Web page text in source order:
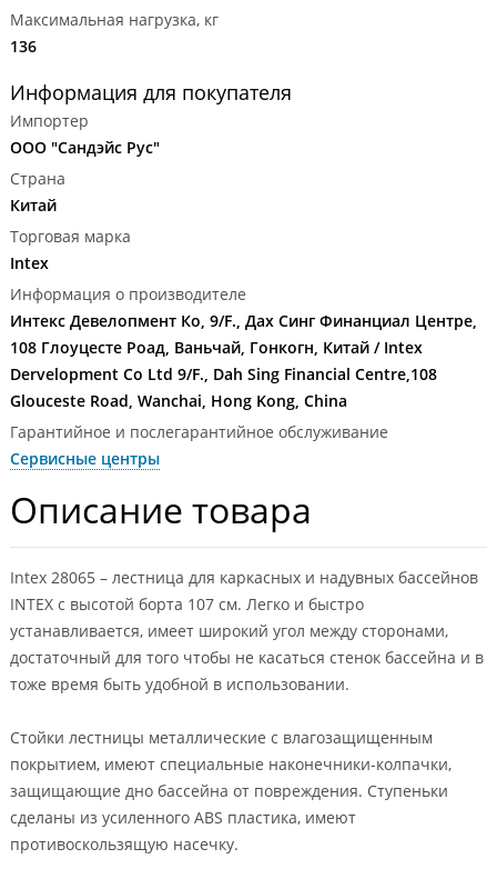
Максимальная нагрузка, кг
136
Информация для покупателя
Импортер
ООО "Сандэйс Рус"
Страна
Китай
Торговая марка
Intex
Информация о производителе
Интекс Девелопмент Ко, 9/F., Дах Синг Финанциал Центре,
108 Глоуцесте Роад, Ваньчай, Гонкогн, Китай / Intex
Dervelopment Co Ltd 9/F., Dah Sing Financial Centre,108
Glouceste Road, Wanchai, Hong Kong, China
Гарантийное и послегарантийное обслуживание
Сервисные центры
Описание товара
Intex 28065 – лестница для каркасных и надувных бассейнов
INTEX с высотой борта 107 см. Легко и быстро
устанавливается, имеет широкий угол между сторонами,
достаточный для того чтобы не касаться стенок бассейна и в
тоже время быть удобной в использовании.
Стойки лестницы металлические с влагозащищенным
покрытием, имеют специальные наконечники-колпачки,
защищающие дно бассейна от повреждения. Ступеньки
сделаны из усиленного ABS пластика, имеют
противоскользящую насечку.